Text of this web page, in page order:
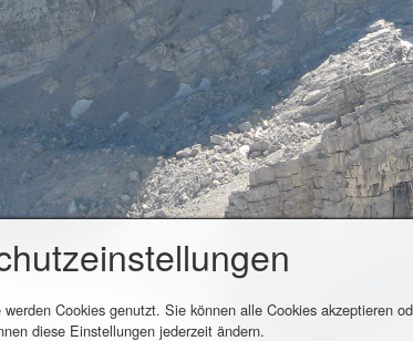
Cookies genutzt. Sie können alle Cookies akzeptieren
diese Einstellungen jederzeit ändern.